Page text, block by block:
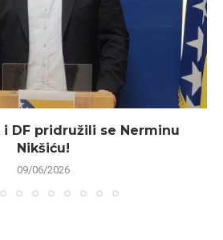
i DF pridružili se Nerminu
Nikšiću!
09/06/2026